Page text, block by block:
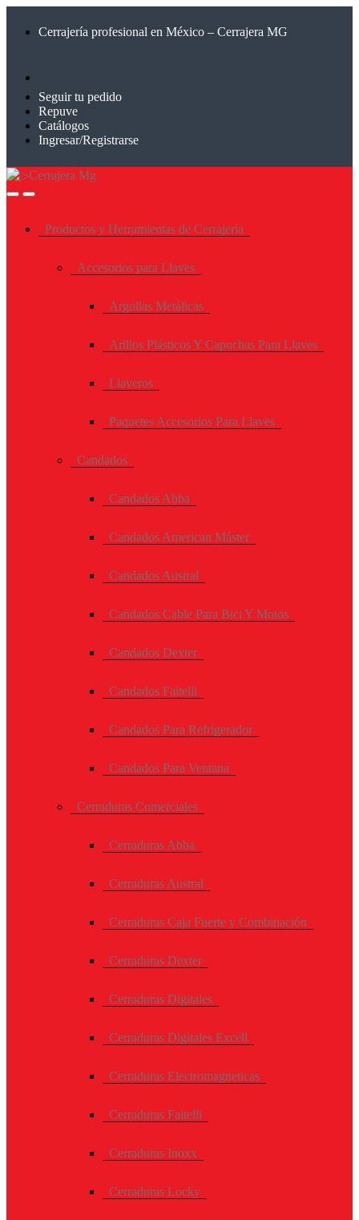
Cerrajería profesional en México – Cerrajera MG
Seguir tu pedido
Repuve
Catálogos
Ingresar/Registrarse
Productos y Herramientas de Cerrajeria
Accesorios para Llaves
Argollas Metálicas
Arillos Plásticos Y Capuchas Para Llaves
Llaveros
Paquetes Accesorios Para Llaves
Candados
Candados Abba
Candados American Máster
Candados Austral
Candados Cable Para Bici Y Motos
Candados Dexter
Candados Faitelli
Candados Para Refrigerador
Candados Para Ventana
Cerraduras Comerciales
Cerraduras Abba
Cerraduras Austral
Cerraduras Caja Fuerte y Combinación
Cerraduras Dexter
Cerraduras Digitales
Cerraduras Digitales Excell
Cerraduras Electromagneticas
Cerraduras Faitelli
Cerraduras Inoxx
Cerraduras Locky